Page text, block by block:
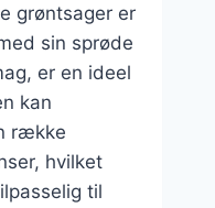
grøntsager er
sin sprøde
er en ideel
kan
række
hvilket
til